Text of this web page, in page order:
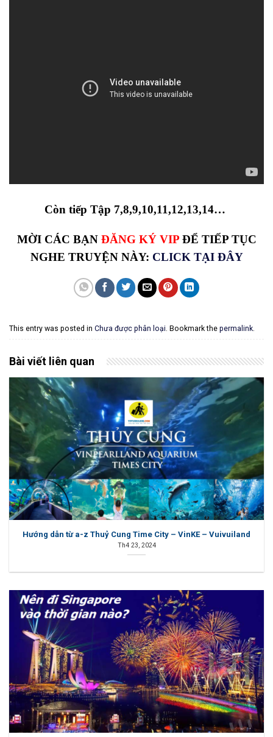
Còn tiếp Tập 7,8,9,10,11,12,13,14…
MỜI CÁC BẠN ĐĂNG KÝ VIPĐỂ TIẾP TỤC
NGHE TRUYỆN NÀY: CLICK TẠI ĐÂY
This entry was posted in Chưa được phân loại . Bookmark the permalink
Bài viết liên quan
Hướng dẫn từ a-z Thuỷ Cung Time City – VinKE – Vuivuiland
Th4 23, 2024